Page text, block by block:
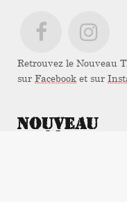
Retrouvez le Nouveau
sur Facebook et sur